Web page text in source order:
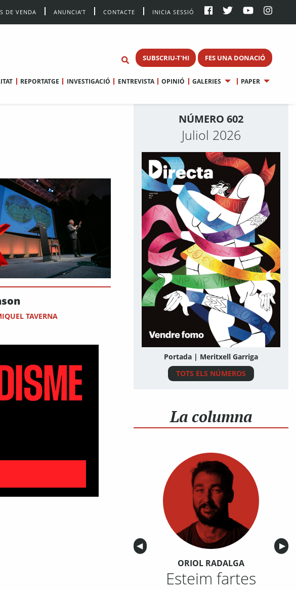
DE VENDA ANUNCIA’T CONTACTE INICIA SESSIÓ
SUBSCRIU-T'HI FES UNA DONACIÓ
REPORTATGE INVESTIGACIÓ ENTREVISTA OPINIÓ GALERIES PAPER
TAVERNA
NÚMERO 602
Juliol 2026
Portada | Meritxell Garriga
TOTS ELS NÚMEROS
La columna
Anterior
◀︎ ▶︎
ORIOL RADALGA
Esteim fartes